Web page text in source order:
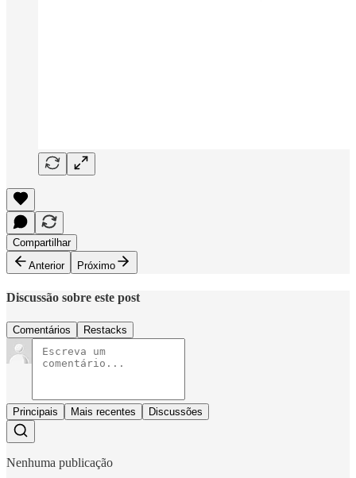
Compartilhar
Anterior
Próximo
Discussão sobre este post
Comentários Restacks
Principais Mais recentes Discussões
Nenhuma publicação